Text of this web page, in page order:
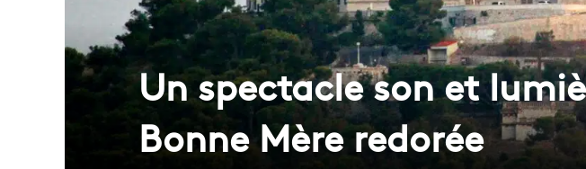
Un spectacle son et
Bonne Mère redorée